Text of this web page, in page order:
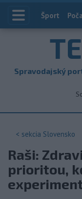
Index
Šport
Spravodajský
< sekcia Slovensko
Raši:
prioritou,